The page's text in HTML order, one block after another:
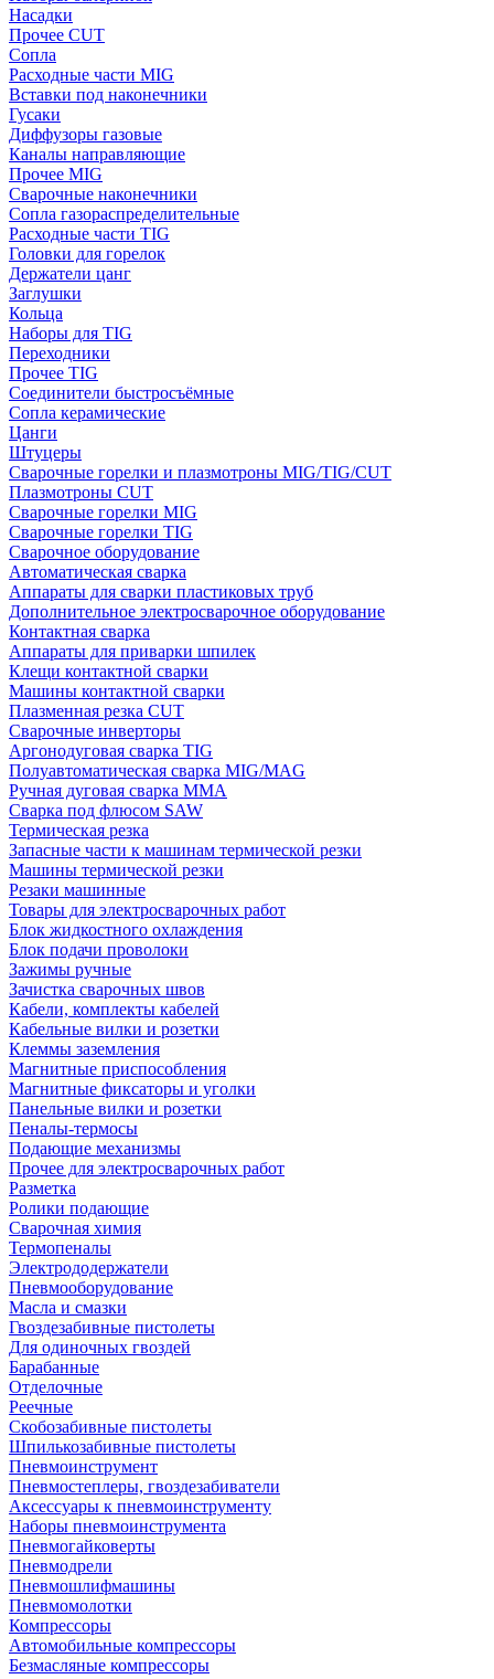
Насадки
Прочее CUT
Сопла
Расходные части MIG
Вставки под наконечники
Гусаки
Диффузоры газовые
Каналы направляющие
Прочее MIG
Сварочные наконечники
Сопла газораспределительные
Расходные части TIG
Головки для горелок
Держатели цанг
Заглушки
Кольца
Наборы для TIG
Переходники
Прочее TIG
Соединители быстросъёмные
Сопла керамические
Цанги
Штуцеры
Сварочные горелки и плазмотроны MIG/TIG/CUT
Плазмотроны CUT
Сварочные горелки MIG
Сварочные горелки TIG
Сварочное оборудование
Автоматическая сварка
Аппараты для сварки пластиковых труб
Дополнительное электросварочное оборудование
Контактная сварка
Аппараты для приварки шпилек
Клещи контактной сварки
Машины контактной сварки
Плазменная резка CUT
Сварочные инверторы
Аргонодуговая сварка TIG
Полуавтоматическая сварка MIG/MAG
Ручная дуговая сварка MMA
Сварка под флюсом SAW
Термическая резка
Запасные части к машинам термической резки
Машины термической резки
Резаки машинные
Товары для электросварочных работ
Блок жидкостного охлаждения
Блок подачи проволоки
Зажимы ручные
Зачистка сварочных швов
Кабели, комплекты кабелей
Кабельные вилки и розетки
Клеммы заземления
Магнитные приспособления
Магнитные фиксаторы и уголки
Панельные вилки и розетки
Пеналы-термосы
Подающие механизмы
Прочее для электросварочных работ
Разметка
Ролики подающие
Сварочная химия
Термопеналы
Электрододержатели
Пневмооборудование
Масла и смазки
Гвоздезабивные пистолеты
Для одиночных гвоздей
Барабанные
Отделочные
Реечные
Скобозабивные пистолеты
Шпилькозабивные пистолеты
Пневмоинструмент
Пневмостеплеры, гвоздезабиватели
Аксессуары к пневмоинструменту
Наборы пневмоинструмента
Пневмогайковерты
Пневмодрели
Пневмошлифмашины
Пневмомолотки
Компрессоры
Автомобильные компрессоры
Безмасляные компрессоры